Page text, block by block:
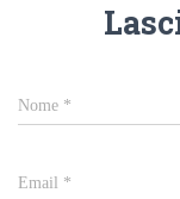
Nome *
Email *